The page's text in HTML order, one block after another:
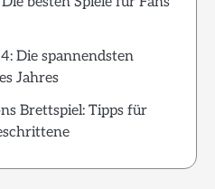
Die spannendsten
Jahres
Brettspiel: Tipps für